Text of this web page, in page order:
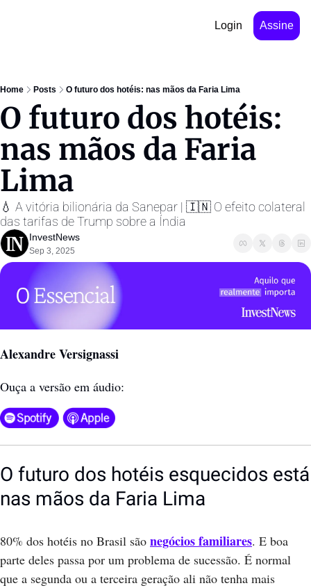
Login Assine
Home Posts O futuro dos hotéis: nas mãos da Faria Lima
O futuro dos hotéis:
nas mãos da Faria
Lima
💧 A vitória bilionária da Sanepar | 🇮🇳 O efeito colateral
das tarifas de Trump sobre a Índia
InvestNews ㅤ
Sep 3, 2025
Alexandre Versignassi
Ouça a versão em áudio:
O futuro dos hotéis esquecidos está
nas mãos da Faria Lima
80% dos hotéis no Brasil são negócios familiares. E boa
parte deles passa por um problema de sucessão. É normal
que a segunda ou a terceira geração ali não tenha mais